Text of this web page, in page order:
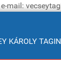
mail:
KÁROLY